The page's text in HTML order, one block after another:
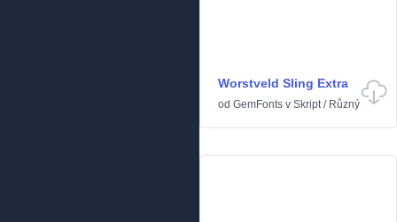
Worstveld Sling Extra
od GemFonts v Skript/ Různý